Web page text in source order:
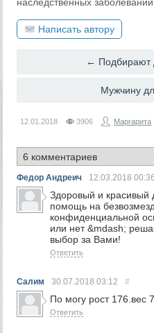
Написать автору
← Подбирают
Мужчину
12.01.2018 3906 Маргарита
Федор Андреич 12.03.2018 00:36
Здоровый и красивый
помощь на
конфиденциальной
или нет &mdash;
выбор за Вами!
Ответить
Салим 30.07.2018 03:12 #
По могу рост 176.вес
Ответить